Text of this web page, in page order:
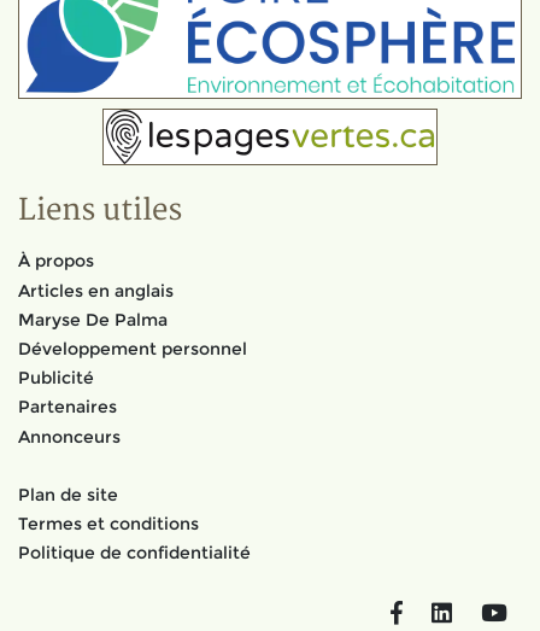
Liens utiles
À propos
Articles en anglais
Maryse De Palma
Développement personnel
Publicité
Partenaires
Annonceurs
Plan de site
Termes et conditions
Politique de confidentialité
FacebookLinkedIn